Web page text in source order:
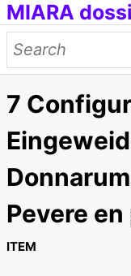
MIARA
Introduction
Œuvres et
Modèles d'IA
Données
Concepts
Petit lexique
7
Pevere
ITEM